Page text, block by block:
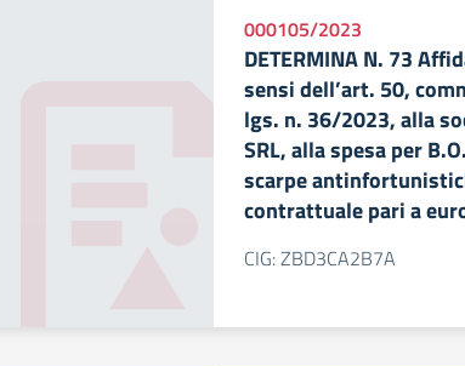
000105/2023
DETERMINA N. 73
sensi dell’art. 50,
lgs. n. 36/2023, alla
SRL, alla spesa per
scarpe
contrattuale pari a
CIG: ZBD3CA2B7A